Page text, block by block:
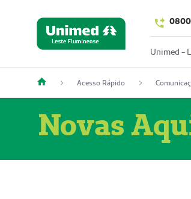
Unimed -
Acesso Rápido
Novas